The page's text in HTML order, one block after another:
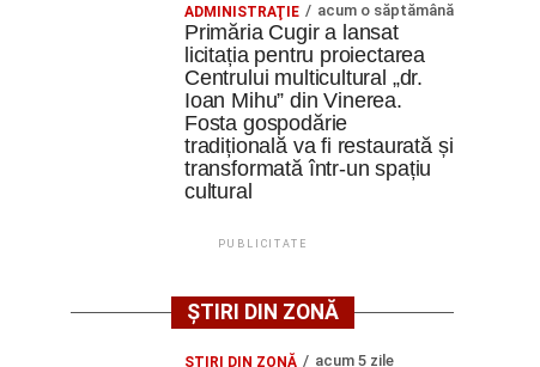
ADMINISTRAŢIE acum o săptămână
Primăria Cugir a lansat
licitația pentru proiectarea
Centrului multicultural „dr.
Ioan Mihu” din Vinerea.
Fosta gospodărie
tradițională va fi restaurată și
transformată într-un spațiu
cultural
PUBLICITATE
ȘTIRI DIN ZONĂ
ŞTIRI DIN ZONĂ acum 5 zile